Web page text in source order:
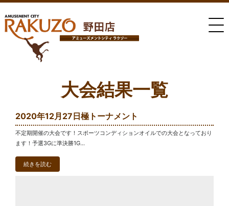
大会結果一覧
2020年12月27日極トーナメント
不定期開催の大会です！スポーツコンディションオイルでの大会となっており
ます！予選3Gに準決勝1G...
続きを読む